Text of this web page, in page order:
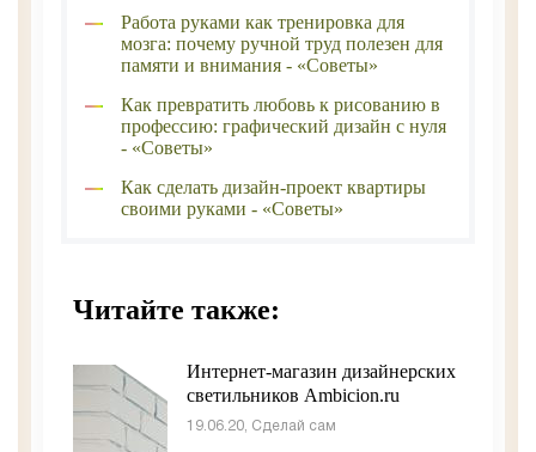
Работа руками как тренировка для
мозга: почему ручной труд полезен для
памяти и внимания - «Советы»
Как превратить любовь к рисованию в
профессию: графический дизайн с нуля
- «Советы»
Как сделать дизайн-проект квартиры
своими руками - «Советы»
Читайте также:
Интернет-магазин дизайнерских
светильников Ambicion.ru
19.06.20, Сделай сам